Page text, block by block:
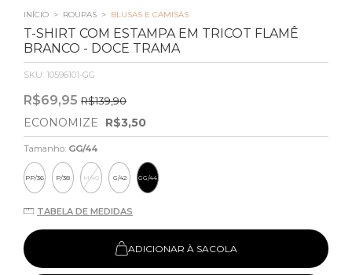
INÍCIO > ROUPAS > BLUSAS E CAMISAS
T-SHIRT COM ESTAMPA EM TRICOT FLAMÊ
BRANCO - DOCE TRAMA
SKU: 10596101-GG
R$69,95 R$139,90
ECONOMIZE R$3,50
Tamanho: GG/44
PP/36 P/38 M/40 G/42 GG/44
TABELA DE MEDIDAS
ADICIONAR À SACOLA